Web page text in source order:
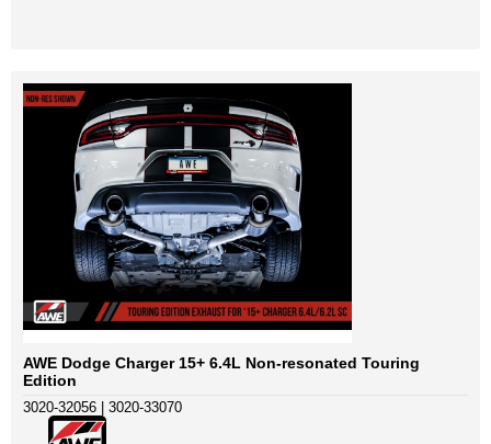
AWE Dodge Charger 15+ 6.4L Non-resonated Touring
Edition
3020-32056 | 3020-33070